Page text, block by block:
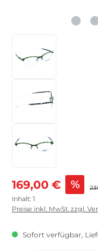
Verkaufspreis:
169,00 € %
Inhalt: 1
Preise inkl. MwSt. zzgl.
Sofort verfügbar,